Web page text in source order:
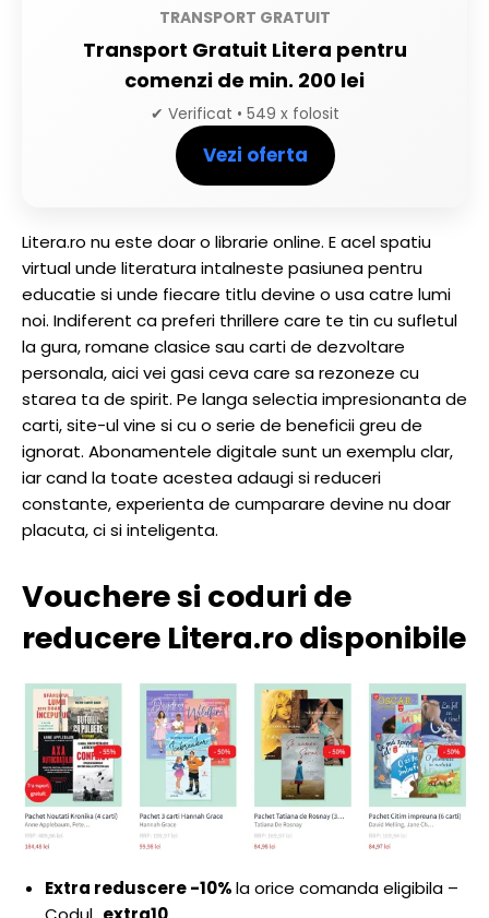
TRANSPORT GRATUIT
Transport Gratuit Litera pentru
comenzi de min. 200 lei
✔ Verificat • 549 x folosit
Vezi oferta
Litera.ro nu este doar o librarie online. E acel spatiu
virtual unde literatura intalneste pasiunea pentru
educatie si unde fiecare titlu devine o usa catre lumi
noi. Indiferent ca preferi thrillere care te tin cu sufletul
la gura, romane clasice sau carti de dezvoltare
personala, aici vei gasi ceva care sa rezoneze cu
starea ta de spirit. Pe langa selectia impresionanta de
carti, site-ul vine si cu o serie de beneficii greu de
ignorat. Abonamentele digitale sunt un exemplu clar,
iar cand la toate acestea adaugi si reduceri
constante, experienta de cumparare devine nu doar
placuta, ci si inteligenta.
Vouchere si coduri de
reducere Litera.ro disponibile
Extra reduscere -10%la orice comanda eligibila –